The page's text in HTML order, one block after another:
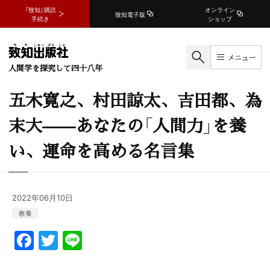
『致知』購読
手続き
致知電子版
オンライン
ショップ
人間学を探究して四十八年
メニュー
五木寛之、村田諒太、吉田都、為
末大——あなたの「人間力」を養
い、運命を高める名言集
2022年06月10日
教養
F
a
T
w